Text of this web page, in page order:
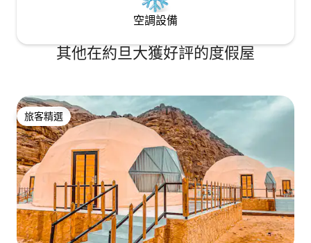
空調設備
其他在約旦大獲好評的度假屋
旅客精選
旅客精選